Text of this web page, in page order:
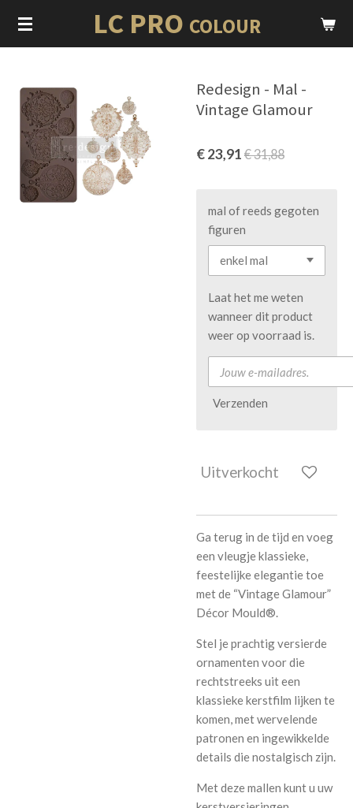
Ga
direct
hoofdinhoud
LC PRO COLOUR
Redesign - Mal -
Vintage Glamour
€ 23,91 € 31,88
mal of reeds gegoten
figuren
Laat het me weten
wanneer dit product
weer op voorraad is.
Verzenden
Uitverkocht
Ga terug in de tijd en voeg
een vleugje klassieke,
feestelijke elegantie toe
met de “Vintage Glamour”
Décor Mould®.
Stel je prachtig versierde
ornamenten voor die
rechtstreeks uit een
klassieke kerstfilm lijken te
komen, met wervelende
patronen en ingewikkelde
details die nostalgisch zijn.
Met deze mallen kunt u uw